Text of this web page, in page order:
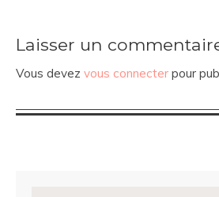
Laisser un
Vous devez vous connecter pour